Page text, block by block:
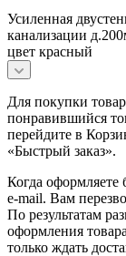
Усиленная
канализации
цвет красный
Для покупки
понравившийся
перейдите в
«Быстрый заказ».
Когда
e-mail. Вам
По результатам
оформления
только ждать